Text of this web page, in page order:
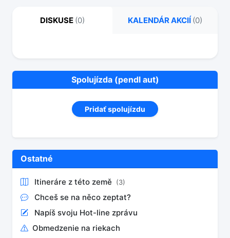
DISKUSE (0) KALENDÁR AKCIÍ (0)
Spolujízda (pendl aut)
Pridať spolujízdu
Ostatné
Itineráre z této země (3)
Chceš se na něco zeptat?
Napíš svoju Hot-line zprávu
Obmedzenie na riekach